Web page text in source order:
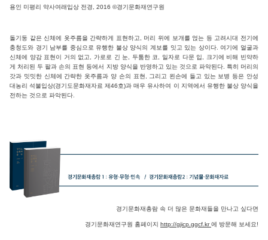
용인 미평리 약사여래입상 전경, 2016 ©경기문화재연구원
돌기둥 같은 신체에 옷주름을 간략하게 표현하고, 머리 위에 보개를 얹는 등 고려시대 전기에
충청도와 경기 남부를 중심으로 유행한 불상 양식의 계보를 잇고 있는 상이다. 여기에 얼굴과
신체에 양감 표현이 거의 없고, 가로로 긴 눈, 두툼한 코, 일자로 다문 입, 크기에 비해 빈약하
게 처리된 두 팔과 손의 표현 등에서 지방 양식을 반영하고 있는 것으로 파악된다. 특히 머리의
갓과 밋밋한 신체에 간략한 옷주름과 양 손의 표현, 그리고 왼손에 들고 있는 보병 등은 안성
대농리 석불입상(경기도문화재자료 제46호)과 매우 유사하여 이 지역에서 유행한 불상 양식을
전하는 것으로 파악된다.
경기문화재총람 속 더 많은 문화재들을 만나고 싶다면
경기문화재연구원 홈페이지 http://gjicp.ggcf.kr에 방문해 보세요!